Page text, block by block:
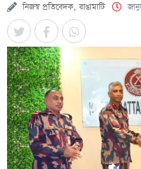
নিজস্ব প্রতিবেদক, রাঙামাটি